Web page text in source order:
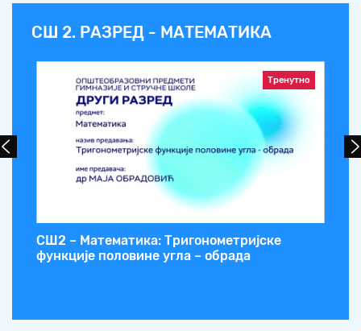
СШ 2. РАЗРЕД - МАТЕМАТИКА
Тренутно
СШ2 – Математика: Тригонометријске
функције половине угла – обрада